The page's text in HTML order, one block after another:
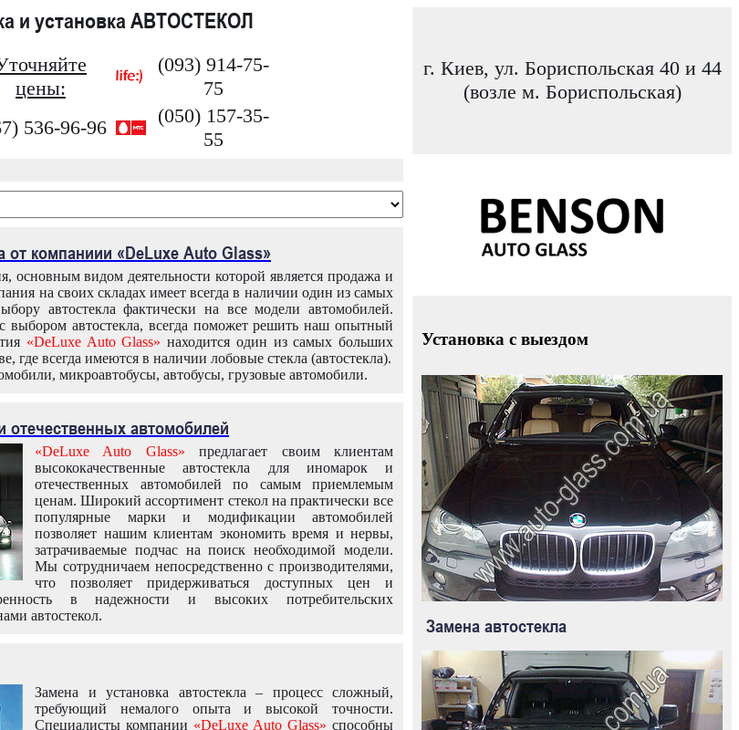
и установка АВТОСТЕКОЛ
цены:
(093) 914-75-
75
536-96-96
(050) 157-35-
55
г. Киев, ул. Бориспольская 40 и 44
(возле м. Бориспольская)
компаниии «DeLuxe Auto Glass»
основным видом деятельности которой является продажа и
на своих складах имеет всегда в наличии один из самых
автостекла фактически на все модели автомобилей.
автостекла, всегда поможет решить наш опытный
«DeLuxe Auto Glass» находится один из самых больших
где всегда имеются в наличии лобовые стекла (автостекла).
микроавтобусы, автобусы, грузовые автомобили.
отечественных автомобилей
«DeLuxe Auto Glass» предлагает своим клиентам
высококачественные автостекла для иномарок и
отечественных автомобилей по самым приемлемым
ценам. Широкий ассортимент стекол на практически все
популярные марки и модификации автомобилей
позволяет нашим клиентам экономить время и нервы,
затрачиваемые подчас на поиск необходимой модели.
Мы сотрудничаем непосредственно с производителями,
что позволяет придерживаться доступных цен и
в надежности и высоких потребительских
автостекол.
Замена и установка автостекла – процесс сложный,
требующий немалого опыта и высокой точности.
Специалисты компании «DeLuxe Auto Glass» способны
Установка с выездом
Замена автостекла